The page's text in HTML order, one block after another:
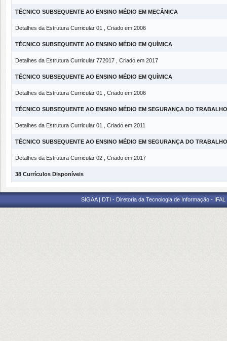
TÉCNICO SUBSEQUENTE AO ENSINO MÉDIO EM MECÂNICA
Detalhes da Estrutura Curricular 01 , Criado em 2006
TÉCNICO SUBSEQUENTE AO ENSINO MÉDIO EM QUÍMICA
Detalhes da Estrutura Curricular 772017 , Criado em 2017
TÉCNICO SUBSEQUENTE AO ENSINO MÉDIO EM QUÍMICA
Detalhes da Estrutura Curricular 01 , Criado em 2006
TÉCNICO SUBSEQUENTE AO ENSINO MÉDIO EM SEGURANÇA DO TRABALHO
Detalhes da Estrutura Curricular 01 , Criado em 2011
TÉCNICO SUBSEQUENTE AO ENSINO MÉDIO EM SEGURANÇA DO TRABALHO
Detalhes da Estrutura Curricular 02 , Criado em 2017
38 Currículos Disponíveis
SIGAA | DTI - Diretoria da Tecnologia de Informação -